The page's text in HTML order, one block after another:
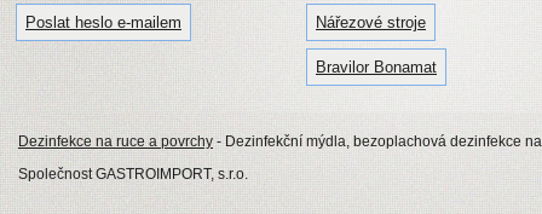
Poslat heslo e-mailem Nářezové stroje
Bravilor Bonamat
Dezinfekce na ruce a povrchy - Dezinfekční mýdla, bezoplachová dezinfekce
Společnost GASTROIMPORT, s.r.o.